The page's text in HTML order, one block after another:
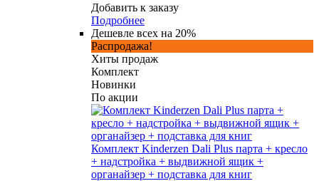
Добавить к заказу
Подробнее
Дешевле всех на 20%
Распродажа!
Хиты продаж
Комплект
Новинки
По акции
Комплект Kinderzen Dali Plus парта + кресло
+ надстройка + выдвижной ящик +
органайзер + подставка для книг